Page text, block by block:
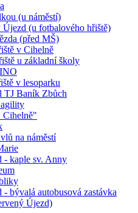
(u náměstí)
Újezd (u fotbalového hřiště)
(před MŠ)
v Cihelně
u základní školy
v lesoparku
TJ Baník Zbůch
na náměstí
- kaple sv. Anny
bývalá autobusová zastávka
Újezd)